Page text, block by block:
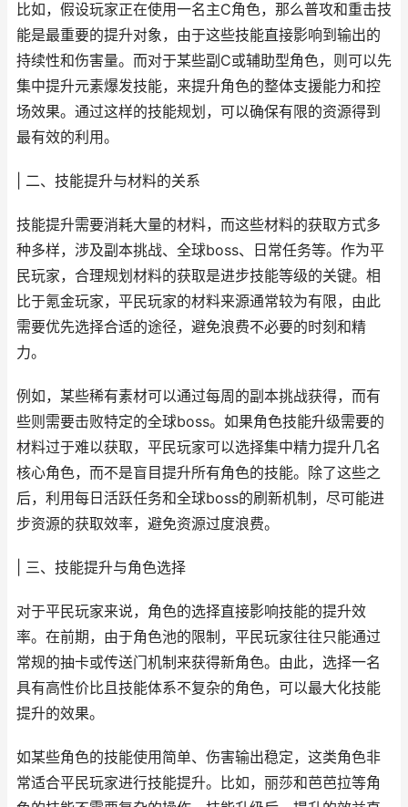
比如，假设玩家正在使用一名主C角色，那么普攻和重击技
能是最重要的提升对象，由于这些技能直接影响到输出的
持续性和伤害量。而对于某些副C或辅助型角色，则可以先
集中提升元素爆发技能，来提升角色的整体支援能力和控
场效果。通过这样的技能规划，可以确保有限的资源得到
最有效的利用。
| 二、技能提升与材料的关系
技能提升需要消耗大量的材料，而这些材料的获取方式多
种多样，涉及副本挑战、全球boss、日常任务等。作为平
民玩家，合理规划材料的获取是进步技能等级的关键。相
比于氪金玩家，平民玩家的材料来源通常较为有限，由此
需要优先选择合适的途径，避免浪费不必要的时刻和精
力。
例如，某些稀有素材可以通过每周的副本挑战获得，而有
些则需要击败特定的全球boss。如果角色技能升级需要的
材料过于难以获取，平民玩家可以选择集中精力提升几名
核心角色，而不是盲目提升所有角色的技能。除了这些之
后，利用每日活跃任务和全球boss的刷新机制，尽可能进
步资源的获取效率，避免资源过度浪费。
| 三、技能提升与角色选择
对于平民玩家来说，角色的选择直接影响技能的提升效
率。在前期，由于角色池的限制，平民玩家往往只能通过
常规的抽卡或传送门机制来获得新角色。由此，选择一名
具有高性价比且技能体系不复杂的角色，可以最大化技能
提升的效果。
如某些角色的技能使用简单、伤害输出稳定，这类角色非
常适合平民玩家进行技能提升。比如，丽莎和芭芭拉等角